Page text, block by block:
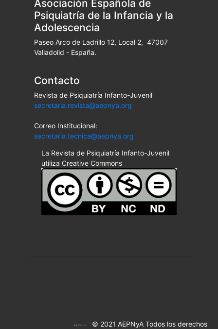
Asociación Española de
Psiquiatría de la Infancia y la
Adolescencia
Paseo Arco de Ladrillo 12, Local 2, 47007
Valladolid - España.
Contacto
Revista de Psiquiatría Infanto-Juvenil
secretaria.revista@aepnya.org
Correo Institucional:
secretaria.tecnica@aepnya.org
La Revista de Psiquiatría Infanto-Juvenil
utiliza Creative Commons
© 2021 AEPNyA Todos los derechos